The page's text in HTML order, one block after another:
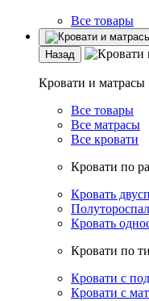
Все товары
Назад
Кровати и матрасы
Все товары
Все матрасы
Все кровати
Кровати по
Кровать
Кровать
Кровати по
Кровати с
Кровати с